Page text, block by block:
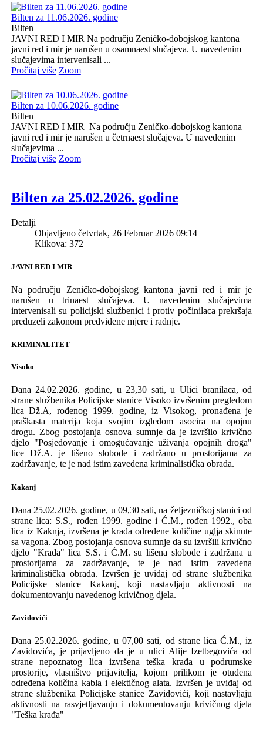
Bilten za 11.06.2026. godine
Bilten
JAVNI RED I MIR Na području Zeničko-dobojskog kantona
javni red i mir je narušen u osamnaest slučajeva. U navedenim
slučajevima intervenisali ...
Pročitaj više Zoom
Bilten za 10.06.2026. godine
Bilten
JAVNI RED I MIR Na području Zeničko-dobojskog kantona
javni red i mir je narušen u četrnaest slučajeva. U navedenim
slučajevima ...
Pročitaj više Zoom
Bilten za 25.02.2026. godine
Detalji
Objavljeno četvrtak, 26 Februar 2026 09:14
Klikova: 372
JAVNI RED I MIR
Na području Zeničko-dobojskog kantona javni red i mir je
narušen u
trinaest slučajeva. U navedenim
slučajevima
intervenisali su policijski službenici i protiv počinilaca prekršaja
preduzeli zakonom predviđene mjere i radnje.
KRIMINALITET
Visoko
Dana 24.02.2026. godine, u 23,30 sati, u Ulici branilaca, od
strane službenika Policijske stanice Visoko izvršenim pregledom
lica Dž.A, rođenog 1999. godine,iz Visokog, pronađena je
praškastamaterija koja svojim izgledom asocira na opojnu
drogu. Zbogpostojanjaosnova sumnje da je izvršilo krivično
djelo"Posjedovanje i omogućavanje uživanja opojnih droga"
lice Dž.A. je lišeno slobode i zadržano u prostorijama za
zadržavanje, te je nad istim zavedena kriminalistička obrada.
Kakanj
Dana 25.02.2026. godine, u 09,30 sati, na željezničkoj stanici od
strane lica: S.S., rođen 1999. godine i Ć.M., rođen 1992., oba
lica iz Kaknja, izvršena je krađa određene količine uglja skinute
sa vagona. Zbog postojanja osnova sumnje dasuizvršili krivično
djelo"Krađa" lica S.S. i Ć.M. su lišena slobode i zadržana u
prostorijama za zadržavanje, te je nad istim zavedena
kriminalistička obrada. Izvršen je uviđaj od strane službenika
Policijske stanice Kakanj, koji nastavljaju aktivnosti na
dokumentovanju navedenog krivičnog djela.
Zavidovići
Dana 25.02.2026. godine, u 07,00 sati, od strane licaĆ.M.,iz
Zavidovića, jeprijavljeno da je u ulici Alije Izetbegovića od
strane nepoznatog lica izvršena teška krađa u podrumske
prostorije, vlasništvo prijavitelja, kojom prilikom je otuđena
određena količina kabla i elektičnog alata. Izvršen je uviđaj od
strane službenika Policijske stanice Zavidovići, koji nastavljaju
aktivnosti na rasvjetljavanju i dokumentovanju krivičnog djela
"Teška krađa"